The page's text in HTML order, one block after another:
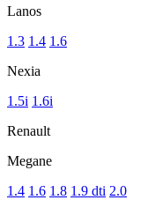
Lanos
1.3 1.4 1.6
Nexia
1.5i 1.6i
Renault
Megane
1.4 1.6 1.8 1.9 dti 2.0